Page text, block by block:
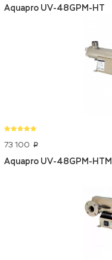
Aquapro UV-48GPM-HT
73 100 p
Aquapro UV-48GPM-HTM